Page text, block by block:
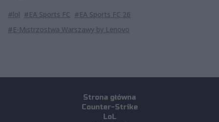
#lol #EA Sports FC #EA Sports FC 26
#E-Mistrzostwa Warszawy by Lenovo
Strona główna
Counter-Strike
LoL